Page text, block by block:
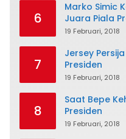
6
Marko Simic
Juara Piala
19 Februari, 2018
7
Jersey
Presiden
19 Februari, 2018
8
Saat Bepe
Presiden
19 Februari, 2018